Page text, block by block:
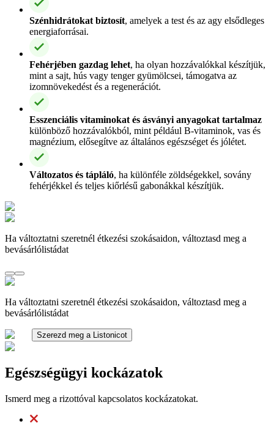
Szénhidrátokat biztosít, amelyek a test és az agy elsődleges
energiaforrásai.
Fehérjében gazdag lehet, ha olyan hozzávalókkal készítjük,
mint a sajt, hús vagy tenger gyümölcsei, támogatva az
izomnövekedést és a regenerációt.
Esszenciális vitaminokat és ásványi anyagokat tartalmaz
különböző hozzávalókból, mint például B-vitaminok, vas és
magnézium, elősegítve az általános egészséget és jólétet.
Változatos és tápláló, ha különféle zöldségekkel, sovány
fehérjékkel és teljes kiőrlésű gabonákkal készítjük.
Ha változtatni szeretnél étkezési szokásaidon, változtasd meg a
bevásárlólistádat
Ha változtatni szeretnél étkezési szokásaidon, változtasd meg a
bevásárlólistádat
Szerezd meg a Listonicot
Egészségügyi kockázatok
Ismerd meg a rizottóval kapcsolatos kockázatokat.